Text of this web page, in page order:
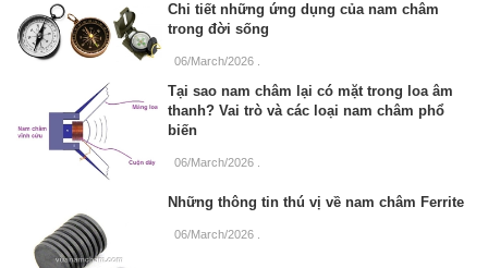
Chi tiết những ứng dụng của nam châm
trong đời sống
06/March/2026
Tại sao nam châm lại có mặt trong loa âm
thanh? Vai trò và các loại nam châm phổ
biến
06/March/2026
Những thông tin thú vị về nam châm Ferrite
06/March/2026